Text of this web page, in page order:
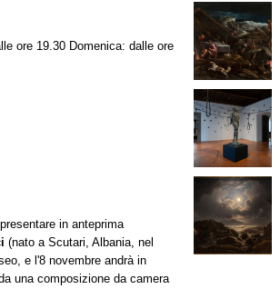
ore 19.30 Domenica: dalle ore
in anteprima
(nato a Scutari, Albania, nel
e l'8 novembre andrà in
una composizione da camera